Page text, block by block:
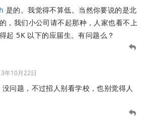
是的。我觉得不算低。当然你要说的是北
，我们小公司请不起那种，人家也看不上
起 5K 以下的应届生。有问题么？
年10月22日
没问题，不过招人别看学校，也别觉得人